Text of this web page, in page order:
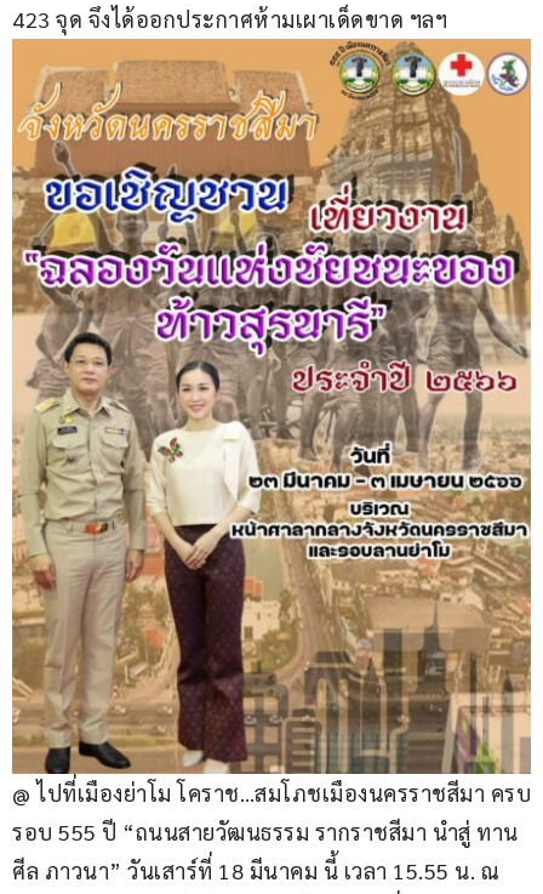
423 จุด จึงได้ออกประกาศห้ามเผาเด็ดขาด ฯลฯ
@ ไปที่เมืองย่าโม โคราช…สมโภชเมืองนครราชสีมา ครบ
รอบ 555 ปี “ถนนสายวัฒนธรรม รากราชสีมา นำสู่ ทาน
ศีล ภาวนา” วันเสาร์ที่ 18 มีนาคม นี้ เวลา 15.55 น. ณ